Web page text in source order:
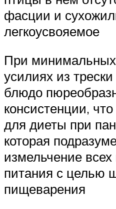
фасции и
легкоусвояемое
При
усилиях из
блюдо
консистенции,
для диеты при
которая
измельчение всех
питания с целью
пищеварения